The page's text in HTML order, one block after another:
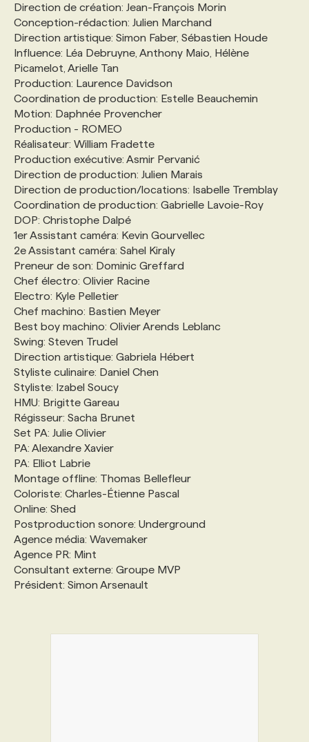
Direction de création: Jean-François Morin
Conception-rédaction: Julien Marchand
Direction artistique: Simon Faber, Sébastien Houde
Influence: Léa Debruyne, Anthony Maio, Hélène
Picamelot, Arielle Tan
Production: Laurence Davidson
Coordination de production: Estelle Beauchemin
Motion: Daphnée Provencher
Production - ROMEO
Réalisateur: William Fradette
Production exécutive: Asmir Pervanić
Direction de production: Julien Marais
Direction de production/locations: Isabelle Tremblay
Coordination de production: Gabrielle Lavoie-Roy
DOP: Christophe Dalpé
1er Assistant caméra: Kevin Gourvellec
2e Assistant caméra: Sahel Kiraly
Preneur de son: Dominic Greffard
Chef électro: Olivier Racine
Electro: Kyle Pelletier
Chef machino: Bastien Meyer
Best boy machino: Olivier Arends Leblanc
Swing: Steven Trudel
Direction artistique: Gabriela Hébert
Styliste culinaire: Daniel Chen
Styliste: Izabel Soucy
HMU: Brigitte Gareau
Régisseur: Sacha Brunet
Set PA: Julie Olivier
PA: Alexandre Xavier
PA: Elliot Labrie
Montage offline: Thomas Bellefleur
Coloriste: Charles-Étienne Pascal
Online: Shed
Postproduction sonore: Underground
Agence média: Wavemaker
Agence PR: Mint
Consultant externe: Groupe MVP
Président: Simon Arsenault